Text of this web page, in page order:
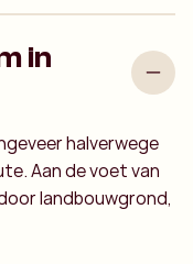
in
halverwege
Aan de voet van
landbouwgrond,